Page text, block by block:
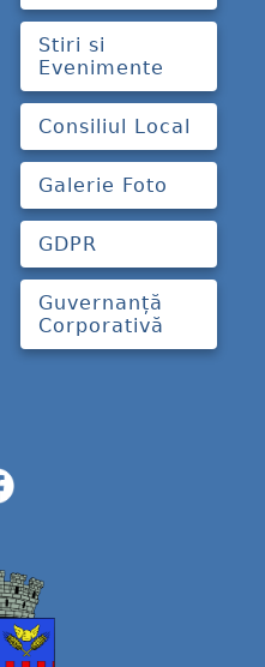
Stiri si
Evenimente
Consiliul Local
Galerie Foto
GDPR
Guvernanță
Corporativă